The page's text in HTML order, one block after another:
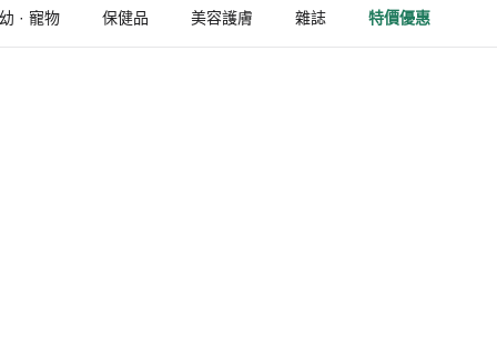
· 寵物 保健品 美容護膚 雜誌 特價優惠